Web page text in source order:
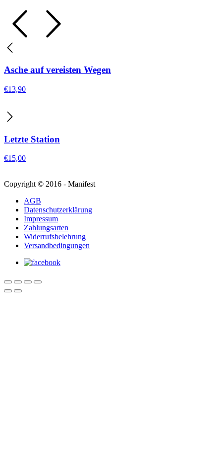
Asche auf vereisten Wegen
€13,90
Letzte Station
€15,00
Copyright © 2016 - Manifest
AGB
Datenschutzerklärung
Impressum
Zahlungsarten
Widerrufsbelehrung
Versandbedingungen